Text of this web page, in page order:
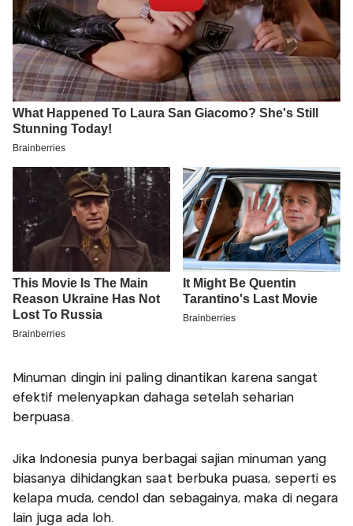
Minuman dingin ini paling dinantikan karena sangat
efektif melenyapkan dahaga setelah seharian
berpuasa.
Jika Indonesia punya berbagai sajian minuman yang
biasanya dihidangkan saat berbuka puasa, seperti es
kelapa muda, cendol dan sebagainya, maka di negara
lain juga ada loh.